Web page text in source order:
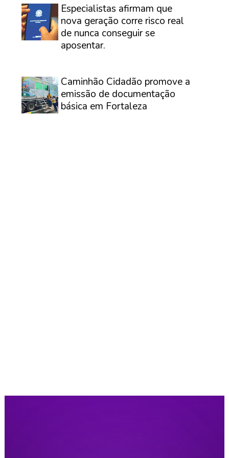
Especialistas afirmam que
nova geração corre risco real
de nunca conseguir se
aposentar.
Caminhão Cidadão promove a
emissão de documentação
básica em Fortaleza